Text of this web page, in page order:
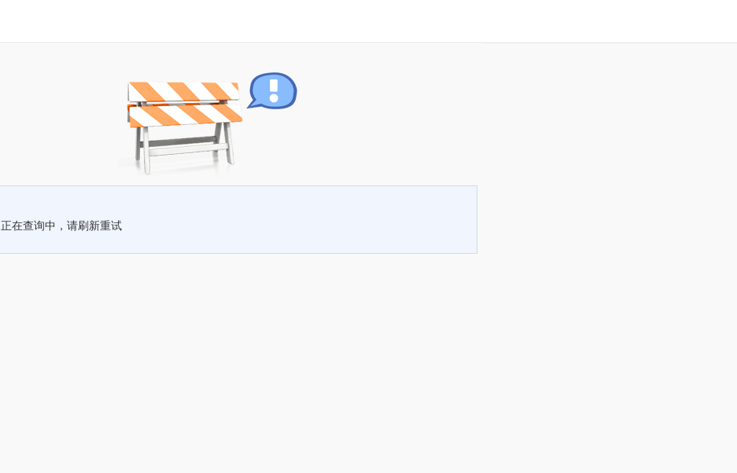
正在查询中，请刷新重试